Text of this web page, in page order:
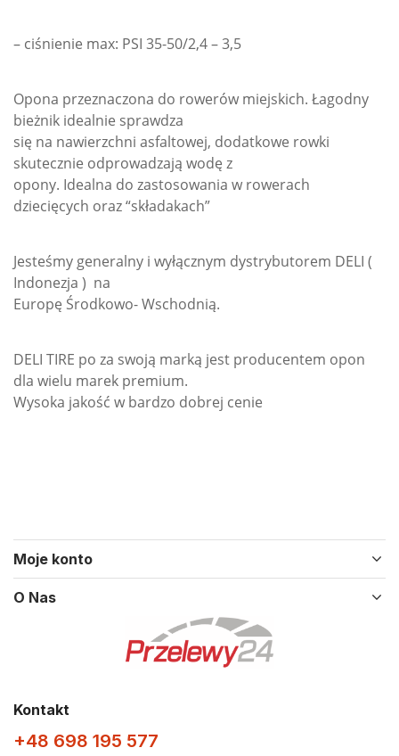
– ciśnienie max: PSI 35-50/2,4 – 3,5
Opona przeznaczona do rowerów miejskich. Łagodny
bieżnik idealnie sprawdza
się na nawierzchni asfaltowej, dodatkowe rowki
skutecznie odprowadzają wodę z
opony. Idealna do zastosowania w rowerach
dziecięcych oraz “składakach”
Jesteśmy generalny i wyłącznym dystrybutorem DELI (
Indonezja ) na
Europę Środkowo- Wschodnią.
DELI TIRE po za swoją marką jest producentem opon
dla wielu marek premium.
Wysoka jakość w bardzo dobrej cenie
Moje konto
O Nas
Kontakt
+48 698 195 577